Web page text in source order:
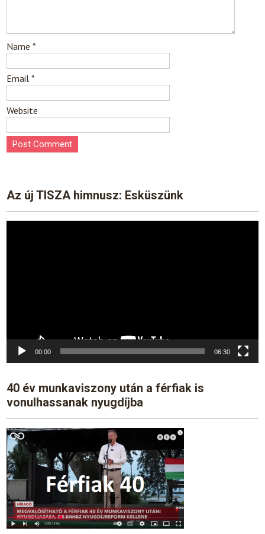
Name*
Email*
Website
Az új TISZA himnusz: Esküszünk
00:00 06:30
40 év munkaviszony után a férfiak is
vonulhassanak nyugdíjba